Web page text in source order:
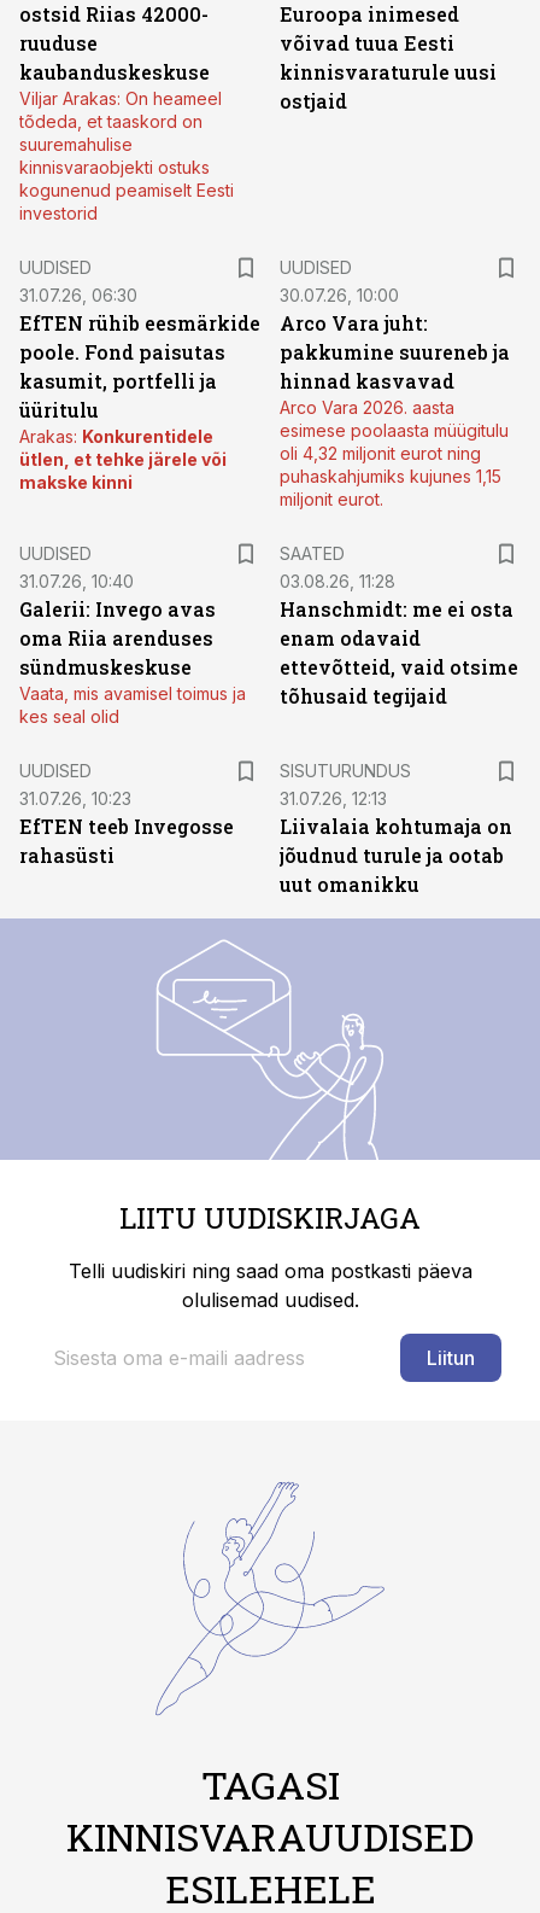
ostsid Riias 42000-
ruuduse
kaubanduskeskuse
Viljar Arakas: On heameel
tõdeda, et taaskord on
suuremahulise
kinnisvaraobjekti ostuks
kogunenud peamiselt Eesti
investorid
Euroopa inimesed
võivad tuua Eesti
kinnisvaraturule uusi
ostjaid
UUDISED
31.07.26, 06:30
EfTEN rühib eesmärkide
poole. Fond paisutas
kasumit, portfelli ja
üüritulu
Arakas: Konkurentidele
ütlen, et tehke järele või
makske kinni
UUDISED
30.07.26, 10:00
Arco Vara juht:
pakkumine suureneb ja
hinnad kasvavad
Arco Vara 2026. aasta
esimese poolaasta müügitulu
oli 4,32 miljonit eurot ning
puhaskahjumiks kujunes 1,15
miljonit eurot.
UUDISED
31.07.26, 10:40
Galerii: Invego avas
oma Riia arenduses
sündmuskeskuse
Vaata, mis avamisel toimus ja
kes seal olid
SAATED
03.08.26, 11:28
Hanschmidt: me ei osta
enam odavaid
ettevõtteid, vaid otsime
tõhusaid tegijaid
UUDISED
31.07.26, 10:23
EfTEN teeb Invegosse
rahasüsti
SISUTURUNDUS
31.07.26, 12:13
Liivalaia kohtumaja on
jõudnud turule ja ootab
uut omanikku
LIITU UUDISKIRJAGA
Telli uudiskiri ning saad oma postkasti päeva
olulisemad uudised.
Liitun
TAGASI
KINNISVARAUUDISED
ESILEHELE